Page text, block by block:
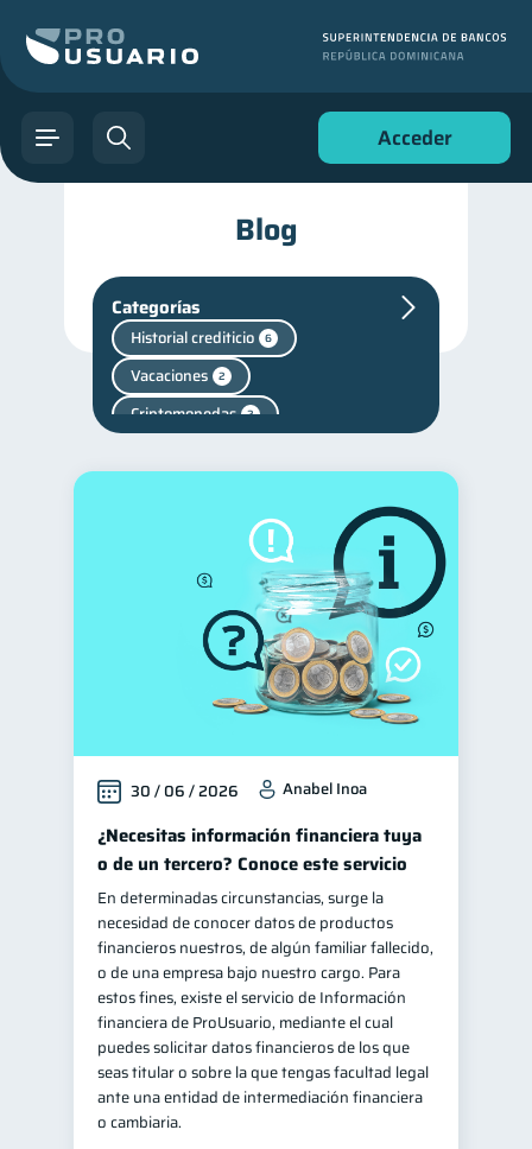
Acceder
Blog
Categorías
Historial crediticio 6
Vacaciones 2
Criptomonedas 2
Finanzas personales 44
Manejo de deudas 31
Educación financiera 31
Finanzas para jóvenes 30
30
Finanzas familiares 25
Inclusión financiera 22
Bienestar financiero 22
Finanzas para mujeres 20
Seguridad financiera 13
Salud financiera 12
Productos financieros 11
Organización Financiera 10
Deudas 10
Entidad financiera
Préstamos 8 Ahorro 8
Consejos
30 / 06 / 2026 Anabel Inoa
¿Necesitas información financiera tuya
o de un tercero? Conoce este servicio
En determinadas circunstancias, surge la
necesidad de conocer datos de productos
financieros nuestros, de algún familiar fallecido,
o de una empresa bajo nuestro cargo. Para
estos fines, existe el servicio de Información
financiera de ProUsuario, mediante el cual
puedes solicitar datos financieros de los que
seas titular o sobre la que tengas facultad legal
ante una entidad de intermediación financiera
o cambiaria.